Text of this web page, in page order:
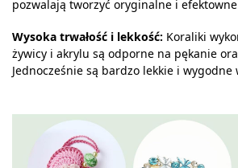
pozwalają tworzyć oryginalne i
Wysoka trwałość i lekkość: Koraliki
żywicy i akrylu są odporne na pękanie
Jednocześnie są bardzo lekkie i wygodne